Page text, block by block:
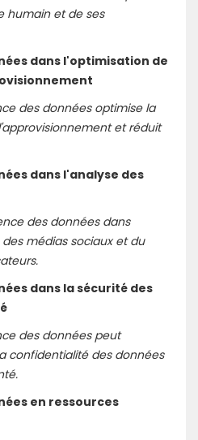
humain et de ses
dans l'optimisation de
des données optimise la
et réduit
dans l'analyse des
des données dans
médias sociaux et du
dans la sécurité des
des données peut
confidentialité des données
en ressources